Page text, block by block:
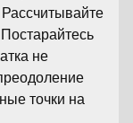
не
точки на